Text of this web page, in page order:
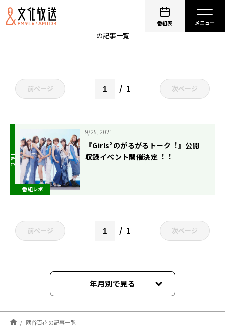
番組表
の記事一覧
前ページ 1 次ページ
番組レポ
9/25, 2021
『Girls²のがるがるトーク︕』公開
収録イベント開催決定︕︕
前ページ 1 次ページ
年月別で見る
2026年03月
隅谷百花の記事一覧